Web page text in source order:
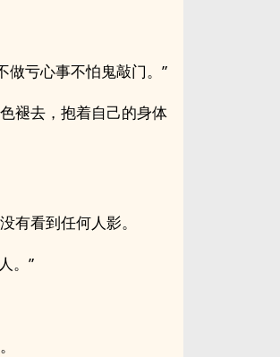
做亏心事不怕鬼敲门。”
褪去，抱着自己的身体
有看到任何人影。
。”